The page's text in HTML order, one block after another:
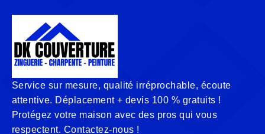
Service sur mesure, qualité irréprochable, écoute
attentive. Déplacement + devis 100 % gratuits !
Protégez votre maison avec des pros qui vous
respectent. Contactez-nous !